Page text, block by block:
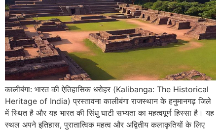
कालीबंगा: भारत की ऐतिहासिक धरोहर (Kalibanga: The Historical
Heritage of India) प्रस्तावना कालीबंगा राजस्थान के हनुमानगढ़ जिले
में स्थित है और यह भारत की सिंधु घाटी सभ्यता का महत्वपूर्ण हिस्सा है। यह
स्थल अपने इतिहास, पुरातात्विक महत्व और अद्वितीय कलाकृतियों के लिए